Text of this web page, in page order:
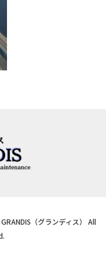
（グランディス） All